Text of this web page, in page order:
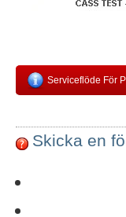
Serviceflöde För
Skicka en